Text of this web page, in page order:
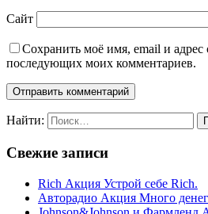
Сайт
Сохранить моё имя, email и адрес
последующих моих комментариев.
Найти:
Свежие записи
Rich Акция Устрой себе Rich.
Авторадио Акция Много